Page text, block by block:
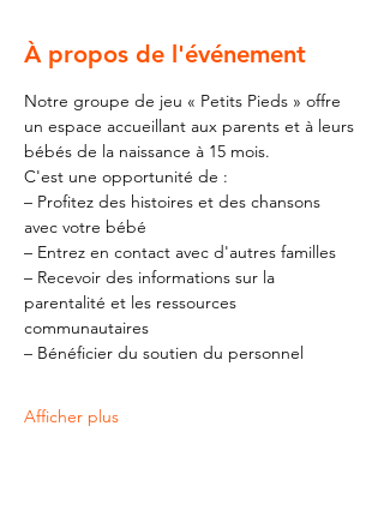
À propos de l'événement
Notre groupe de jeu « Petits Pieds » offre
un espace accueillant aux parents et à leurs
bébés de la naissance à 15 mois.
C'est une opportunité de :
– Profitez des histoires et des chansons
avec votre bébé
– Entrez en contact avec d'autres familles
– Recevoir des informations sur la
parentalité et les ressources
communautaires
– Bénéficier du soutien du personnel
Afficher plus